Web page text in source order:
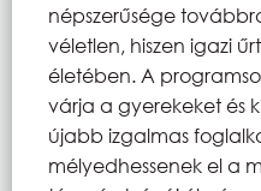
népszerűsége
véletlen, hiszen igazi
életében. A
várja a gyerekeket és
újabb izgalmas
mélyedhessenek el a